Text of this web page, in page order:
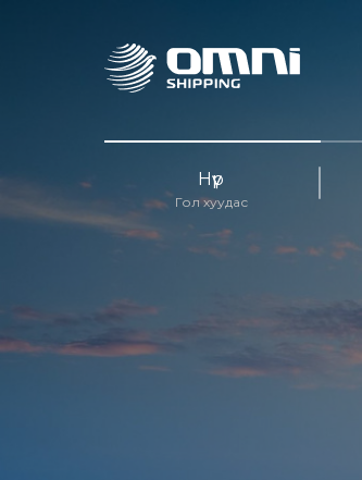
Нүүр
Гол хуудас